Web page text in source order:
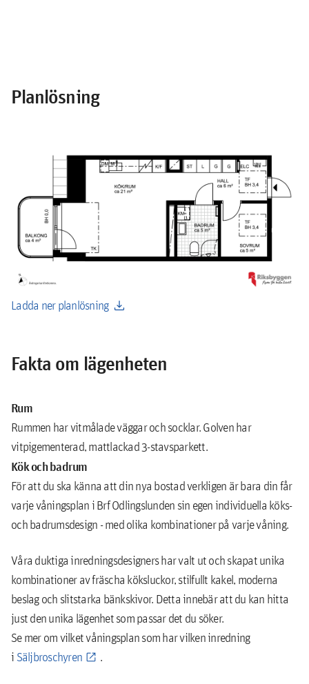
Planlösning
Ladda ner planlösning download
Fakta om lägenheten
Rum
Rummen har vitmålade väggar och socklar. Golven har
vitpigementerad, mattlackad 3-stavsparkett.
Kök och badrum
För att du ska känna att din nya bostad verkligen är bara din får
varje våningsplan i Brf Odlingslunden sin egen individuella köks-
och badrumsdesign - med olika kombinationer på varje våning.
Våra duktiga inredningsdesigners har valt ut och skapat unika
kombinationer av fräscha köksluckor, stilfullt kakel, moderna
beslag och slitstarka bänkskivor. Detta innebär att du kan hitta
just den unika lägenhet som passar det du söker.
Se mer om vilket våningsplan som har vilken inredning
iSäljbroschyren .